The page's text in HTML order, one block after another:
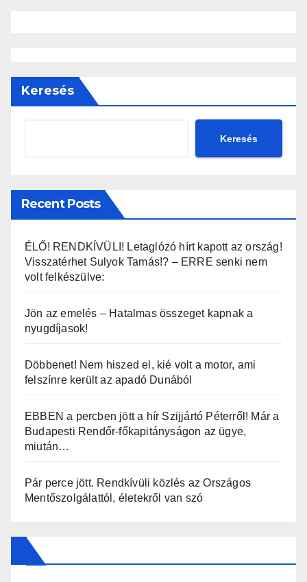
Keresés
Keresés
Recent Posts
ÉLŐ! RENDKÍVÜLI! Letaglózó hírt kapott az ország!
Visszatérhet Sulyok Tamás!? – ERRE senki nem
volt felkészülve:
Jön az emelés – Hatalmas összeget kapnak a
nyugdíjasok!
Döbbenet! Nem hiszed el, kié volt a motor, ami
felszínre került az apadó Dunából
EBBEN a percben jött a hír Szijjártó Péterről! Már a
Budapesti Rendőr-főkapitányságon az ügye,
miután…
Pár perce jött. Rendkívüli közlés az Országos
Mentőszolgálattól, életekről van szó